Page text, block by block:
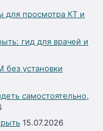
для просмотра КТ и
гид для врачей и
без установки
самостоятельно,
15.07.2026